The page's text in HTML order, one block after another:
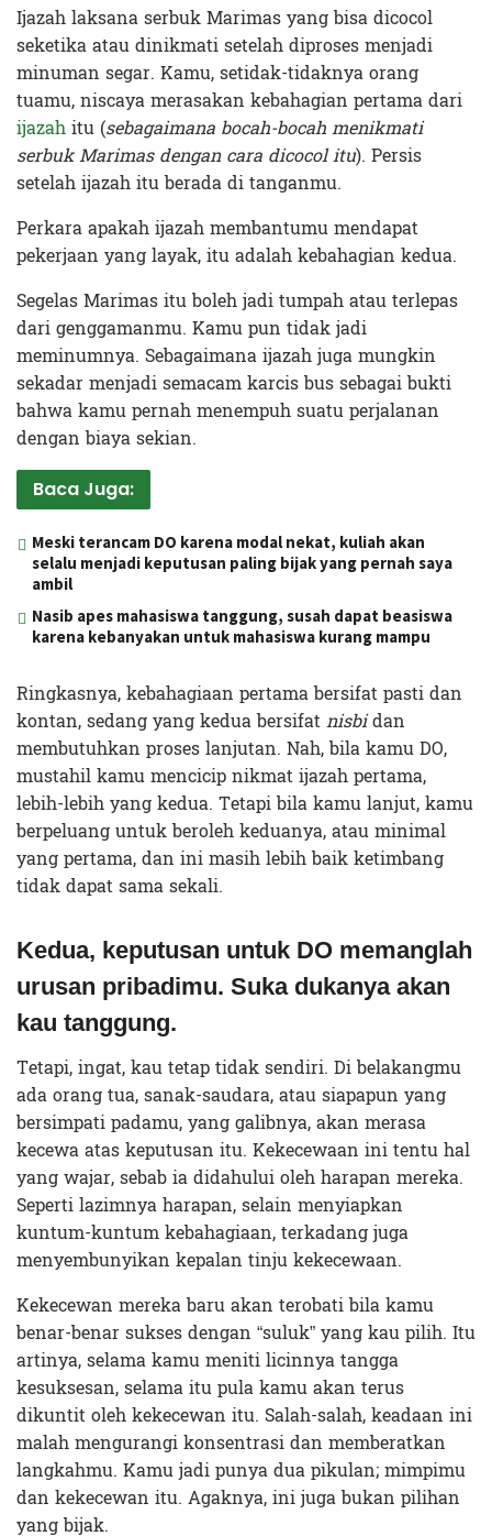
Ijazah laksana serbuk Marimas yang bisa dicocol
seketika atau dinikmati setelah diproses menjadi
minuman segar. Kamu, setidak-tidaknya orang
tuamu, niscaya merasakan kebahagian pertama dari
ijazahitu (sebagaimana bocah-bocah menikmati
serbuk Marimas dengan cara dicocol itu). Persis
setelah ijazah itu berada di tanganmu.
Perkara apakah ijazah membantumu mendapat
pekerjaan yang layak, itu adalah kebahagian kedua.
Segelas Marimas itu boleh jadi tumpah atau terlepas
dari genggamanmu. Kamu pun tidak jadi
meminumnya. Sebagaimana ijazah juga mungkin
sekadar menjadi semacam karcis bus sebagai bukti
bahwa kamu pernah menempuh suatu perjalanan
dengan biaya sekian.
Baca Juga:
Meski terancam DO karena modal nekat, kuliah akan
selalu menjadi keputusan paling bijak yang pernah saya
ambil
Nasib apes mahasiswa tanggung, susah dapat beasiswa
karena kebanyakan untuk mahasiswa kurang mampu
Ringkasnya, kebahagiaan pertama bersifat pasti dan
kontan, sedang yang kedua bersifatnisbidan
membutuhkan proses lanjutan. Nah, bila kamu DO,
mustahil kamu mencicip nikmat ijazah pertama,
lebih-lebih yang kedua. Tetapi bila kamu lanjut, kamu
berpeluang untuk beroleh keduanya, atau minimal
yang pertama, dan ini masih lebih baik ketimbang
tidak dapat sama sekali.
Kedua, keputusan untuk DO memanglah
urusan pribadimu. Suka dukanya akan
kau tanggung.
Tetapi, ingat, kau tetap tidak sendiri. Di belakangmu
ada orang tua, sanak-saudara, atau siapapun yang
bersimpati padamu, yang galibnya, akan merasa
kecewa atas keputusan itu. Kekecewaan ini tentu hal
yang wajar, sebab ia didahului oleh harapan mereka.
Seperti lazimnya harapan, selain menyiapkan
kuntum-kuntum kebahagiaan, terkadang juga
menyembunyikan kepalan tinju kekecewaan.
Kekecewan mereka baru akan terobati bila kamu
benar-benar sukses dengan “suluk” yang kau pilih. Itu
artinya, selama kamu meniti licinnya tangga
kesuksesan, selama itu pula kamu akan terus
dikuntit oleh kekecewan itu. Salah-salah, keadaan ini
malah mengurangi konsentrasi dan memberatkan
langkahmu. Kamu jadi punya dua pikulan; mimpimu
dan kekecewan itu. Agaknya, ini juga bukan pilihan
yang bijak.